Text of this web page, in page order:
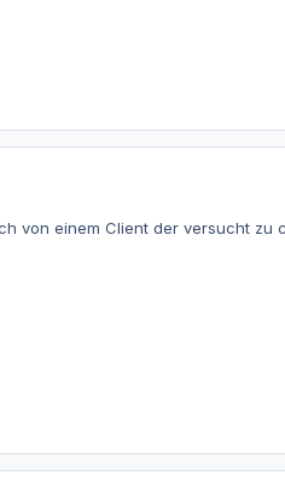
von einem Client der versucht